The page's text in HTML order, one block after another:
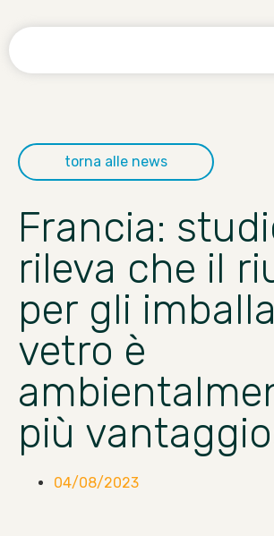
torna alle news
Francia:
rileva che il
per gli
vetro è
più
04/08/2023